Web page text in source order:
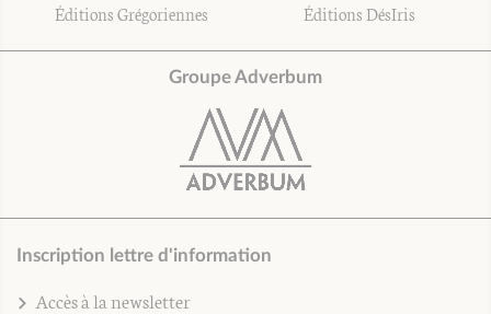
Éditions Grégoriennes Éditions DésIris
Groupe Adverbum
Inscription lettre d'information
Accès à la newsletter